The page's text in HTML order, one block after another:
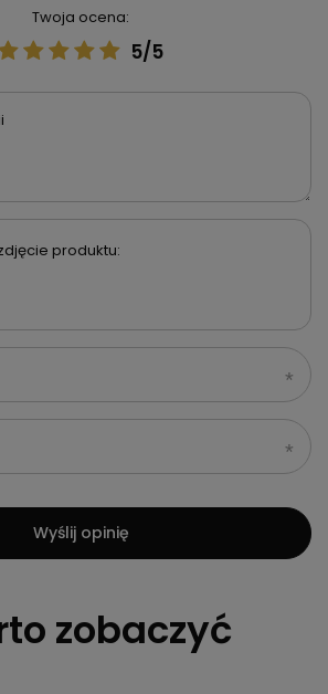
Twoja ocena:
5/5
produktu:
Wyślij opinię
zobaczyć